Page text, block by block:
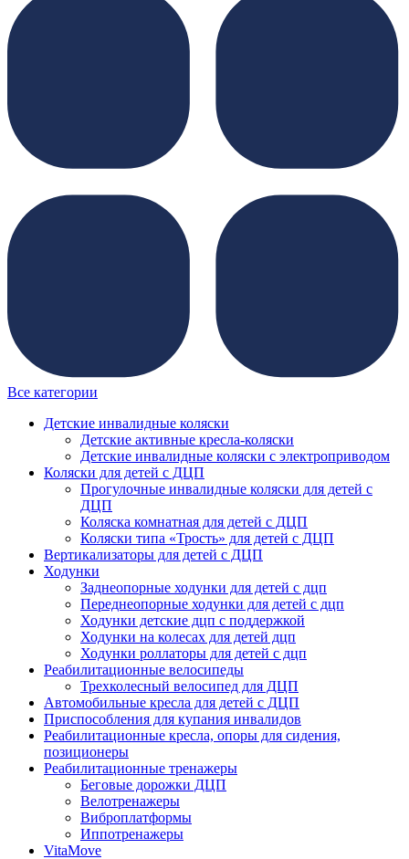
Все категории
Детские инвалидные коляски
Детские активные кресла-коляски
Детские инвалидные коляски с электроприводом
Коляски для детей с ДЦП
Прогулочные инвалидные коляски для детей с
ДЦП
Коляска комнатная для детей с ДЦП
Коляски типа «Трость» для детей с ДЦП
Вертикализаторы для детей с ДЦП
Ходунки
Заднеопорные ходунки для детей с дцп
Переднеопорные ходунки для детей с дцп
Ходунки детские дцп с поддержкой
Ходунки на колесах для детей дцп
Ходунки роллаторы для детей с дцп
Реабилитационные велосипеды
Трехколесный велосипед для ДЦП
Автомобильные кресла для детей с ДЦП
Приспособления для купания инвалидов
Реабилитационные кресла, опоры для сидения,
позиционеры
Реабилитационные тренажеры
Беговые дорожки ДЦП
Велотренажеры
Виброплатформы
Иппотренажеры
VitaMove